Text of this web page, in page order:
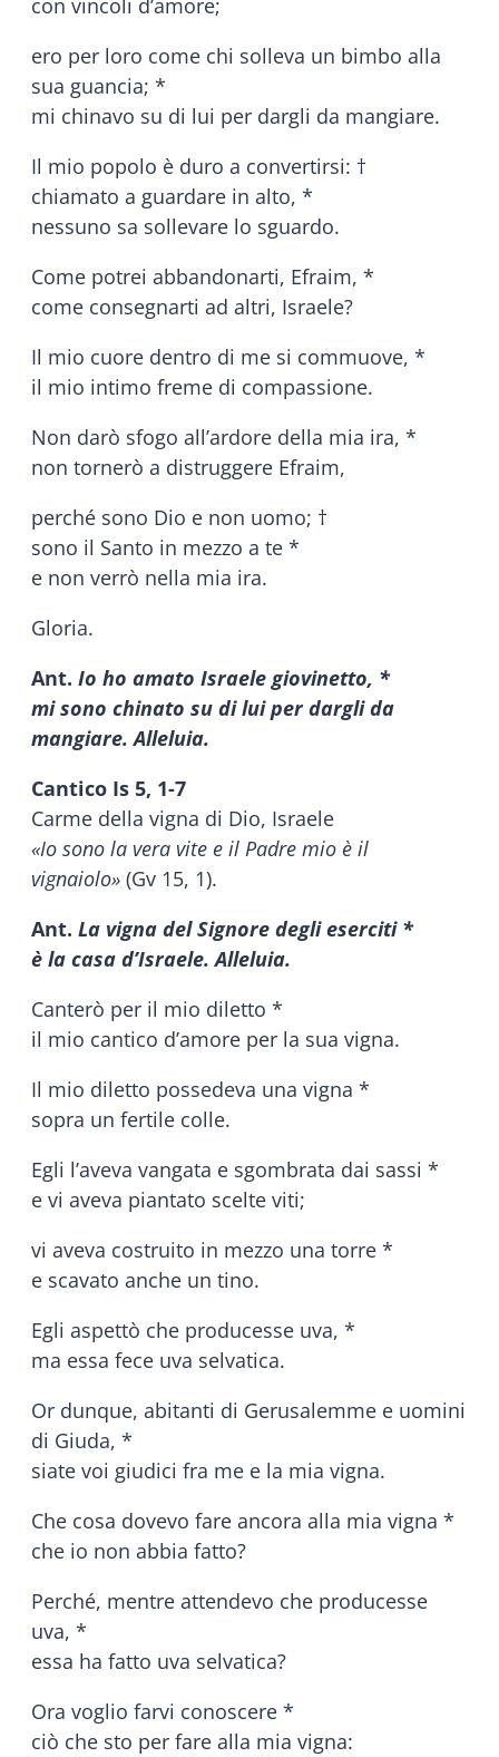
con vincoli d’amore;
ero per loro come chi solleva un bimbo alla
sua guancia; *
mi chinavo su di lui per dargli da mangiare.
Il mio popolo è duro a convertirsi: †
chiamato a guardare in alto, *
nessuno sa sollevare lo sguardo.
Come potrei abbandonarti, Efraim, *
come consegnarti ad altri, Israele?
Il mio cuore dentro di me si commuove, *
il mio intimo freme di compassione.
Non darò sfogo all’ardore della mia ira, *
non tornerò a distruggere Efraim,
perché sono Dio e non uomo; †
sono il Santo in mezzo a te *
e non verrò nella mia ira.
Gloria.
Ant. Io ho amato Israele giovinetto, *
mi sono chinato su di lui per dargli da
mangiare. Alleluia.
Cantico Is 5, 1-7
Carme della vigna di Dio, Israele
«Io sono la vera vite e il Padre mio è il
vignaiolo» (Gv 15, 1).
Ant. La vigna del Signore degli eserciti *
è la casa d’Israele. Alleluia.
Canterò per il mio diletto *
il mio cantico d’amore per la sua vigna.
Il mio diletto possedeva una vigna *
sopra un fertile colle.
Egli l’aveva vangata e sgombrata dai sassi *
e vi aveva piantato scelte viti;
vi aveva costruito in mezzo una torre *
e scavato anche un tino.
Egli aspettò che producesse uva, *
ma essa fece uva selvatica.
Or dunque, abitanti di Gerusalemme e uomini
di Giuda, *
siate voi giudici fra me e la mia vigna.
Che cosa dovevo fare ancora alla mia vigna *
che io non abbia fatto?
Perché, mentre attendevo che producesse
uva, *
essa ha fatto uva selvatica?
Ora voglio farvi conoscere *
ciò che sto per fare alla mia vigna: